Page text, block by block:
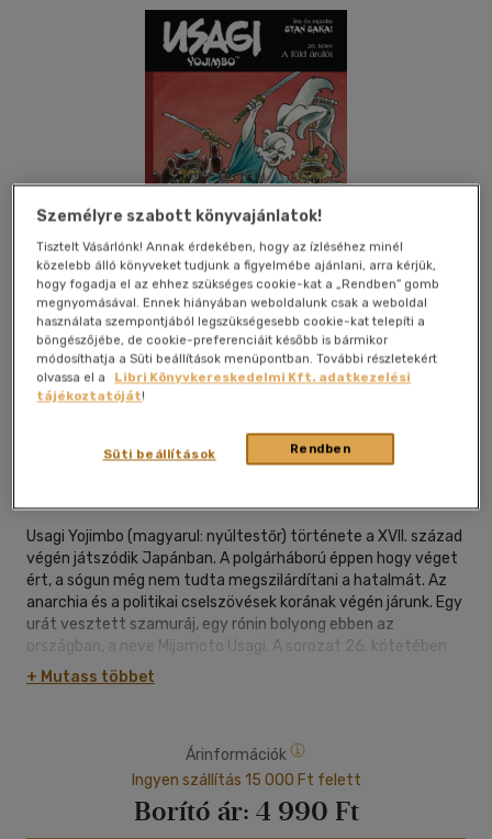
Kívánságlistához adom Megosztom
Vad Virágok Kiadó Kft.|2024 |magyar nyelvű|puhatáblás,
Usagi Yojimbo (magyarul: nyúltestőr) története a XVII. század
végén játszódik Japánban. A polgárháború éppen hogy véget
ért, a sógun még nem tudta megszilárdítani a hatalmát. Az
anarchia és a politikai cselszövések korának végén járunk. Egy
urát vesztett szamuráj, egy rónin bolyong ebben az
országban, a neve Mijamoto Usagi. A sorozat 26. kötetében
Usagi Kicunével keveredik földöntúli kalandba, majd Kijokóval
mentenek meg egy kereskedőt az ellene szerveződő
+ Mutass többet
Árinformációk
Ingyen szállítás 15 000 Ft felett
Borító ár: 4 990 Ft
Személyre szabott könyvajánlatok!
Tisztelt Vásárlónk! Annak érdekében, hogy az ízléséhez minél
közelebb álló könyveket tudjunk a figyelmébe ajánlani, arra kérjük,
hogy fogadja el az ehhez szükséges cookie-kat a „Rendben” gomb
megnyomásával. Ennek hiányában weboldalunk csak a weboldal
használata szempontjából legszükségesebb cookie-kat telepíti a
böngészőjébe, de cookie-preferenciáit később is bármikor
módosíthatja a Süti beállítások menüpontban. További részletekért
olvassa el a
Libri Könyvkereskedelmi Kft. adatkezelési
tájékoztatóját!
Rendben
Süti beállítások